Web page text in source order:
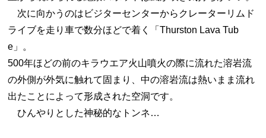
次に向かうのはビジターセンターからクレーターリムド
ライブを走り車で数分ほどで着く「Thurston Lava Tub
e」。
500年ほどの前のキラウエア火山噴火の際に流れた溶岩流
の外側が外気に触れて固まり、中の溶岩流は熱いまま流れ
出たことによって形成された空洞です。
ひんやりとした神秘的なトンネ…